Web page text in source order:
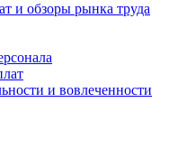
и обзоры рынка труда
и вовлеченности